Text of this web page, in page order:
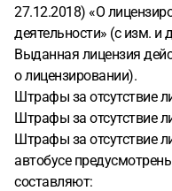
27.12.2018) «О
деятельности» (с изм. и
Выданная лицензия
о лицензировании).
Штрафы за отсутствие
Штрафы за отсутствие
Штрафы за отсутствие
автобусе
составляют: